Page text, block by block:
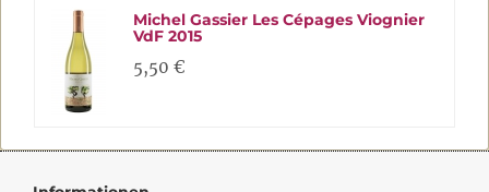
Michel Gassier Les Cépages Viognier
VdF 2015
5,50 €